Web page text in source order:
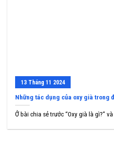
13 Tháng 11 2024
Những tác dụng của oxy già trong
Ở bài chia sẻ trước “Oxy già là gì?”